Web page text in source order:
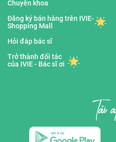
Chuyên khoa
Đăng ký bán hàng trên IVIE-
Shopping Mall
Hỏi đáp bác sĩ
Trở thành đối tác
của IVIE - Bác sĩ ơi